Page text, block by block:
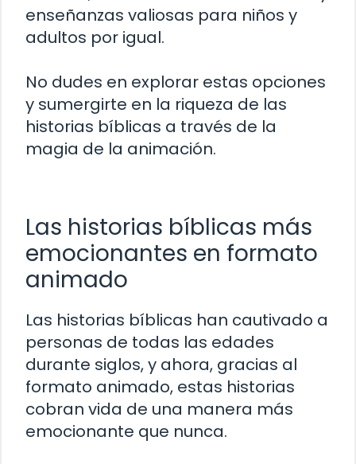
enseñanzas valiosas para niños y
adultos por igual.
No dudes en explorar estas opciones
y sumergirte en la riqueza de las
historias bíblicas a través de la
magia de la animación.
Las historias bíblicas más
emocionantes en formato
animado
Las historias bíblicas han cautivado a
personas de todas las edades
durante siglos, y ahora, gracias al
formato animado, estas historias
cobran vida de una manera más
emocionante que nunca.